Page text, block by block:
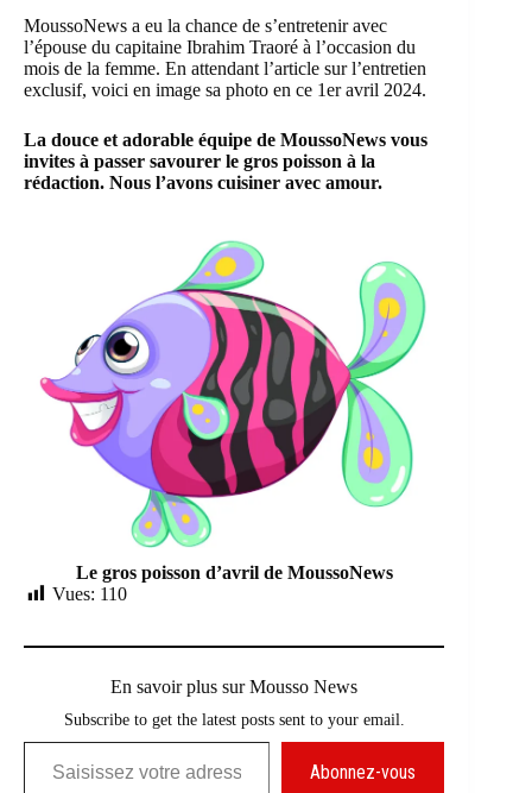
MoussoNews a eu la chance de s’entretenir avec
l’épouse du capitaine Ibrahim Traoré à l’occasion du
mois de la femme. En attendant l’article sur l’entretien
exclusif, voici en image sa photo en ce 1er avril 2024.
La douce et adorable équipe de MoussoNews vous
invites à passer savourer le gros poisson à la
rédaction. Nous l’avons cuisiner avec amour.
Le gros poisson d’avril de MoussoNews
Vues: 110
En savoir plus sur Mousso News
Subscribe to get the latest posts sent to your email.
Saisissez votre adresse e-mail…
Abonnez-vous